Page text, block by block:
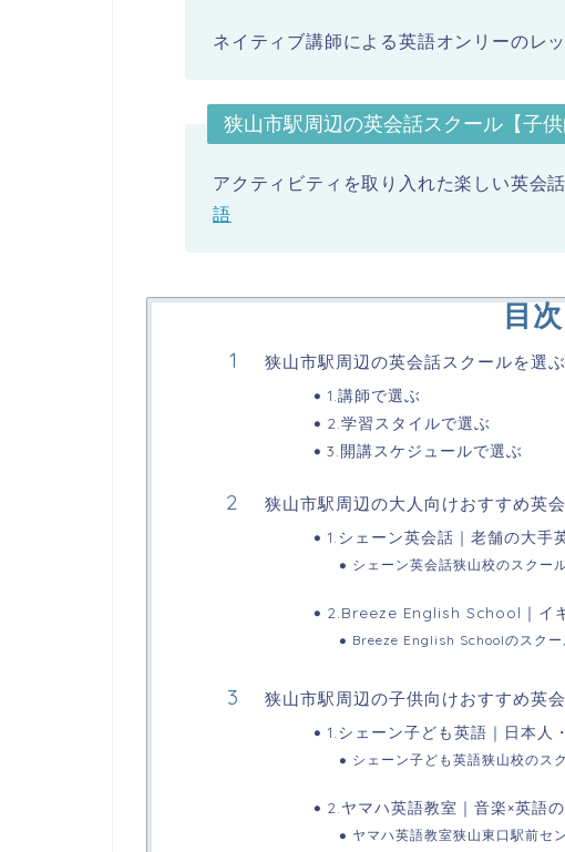
ネイティブ講師による英語オンリーのレッ
狭山市駅周辺の英会話スクール【子供
アクティビティを取り入れた楽しい英会
語
目次
狭山市駅周辺の英会話スクールを選
1.講師で選ぶ
2.学習スタイルで選ぶ
3.開講スケジュールで選ぶ
狭山市駅周辺の大人向けおすすめ英
1.シェーン英会話｜老舗の大手
シェーン英会話狭山校のスクー
2.Breeze English School｜イ
Breeze English Schoolのスクー
狭山市駅周辺の子供向けおすすめ英
1.シェーン子ども英語｜日本人
シェーン子ども英語狭山校のス
2.ヤマハ英語教室｜音楽×英語
ヤマハ英語教室狭山東口駅前セ